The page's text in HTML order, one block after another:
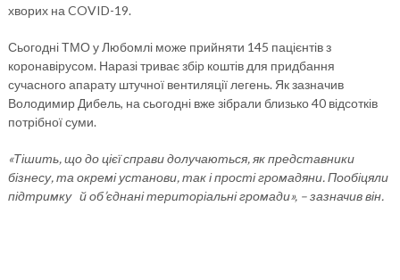
хворих на COVID-19.
Сьогодні ТМО у Любомлі може прийняти 145 пацієнтів з
коронавірусом. Наразі триває збір коштів для придбання
сучасного апарату штучної вентиляції легень. Як зазначив
Володимир Дибель, на сьогодні вже зібрали близько 40 відсотків
потрібної суми.
«Тішить, що до цієї справи долучаються, як представники
бізнесу, та окремі установи, так і прості громадяни. Пообіцяли
підтримку й об’єднані територіальні громади», – зазначив він.